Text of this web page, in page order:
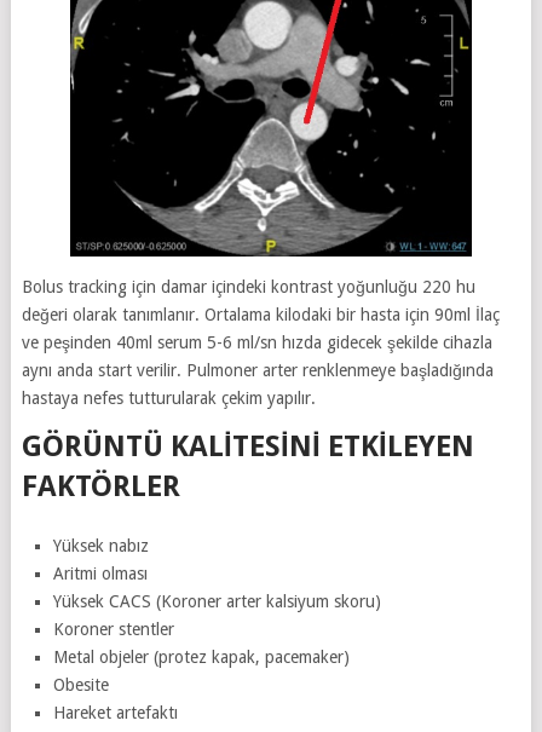
Bolus tracking için damar içindeki kontrast yoğunluğu 220 hu
değeri olarak tanımlanır. Ortalama kilodaki bir hasta için 90ml İlaç
ve peşinden 40ml serum 5-6 ml/sn hızda gidecek şekilde cihazla
aynı anda start verilir. Pulmoner arter renklenmeye başladığında
hastaya nefes tutturularak çekim yapılır.
GÖRÜNTÜ KALITESINI ETKILEYEN
FAKTÖRLER
Yüksek nabız
Aritmi olması
Yüksek CACS (Koroner arter kalsiyum skoru)
Koroner stentler
Metal objeler (protez kapak, pacemaker)
Obesite
Hareket artefaktı